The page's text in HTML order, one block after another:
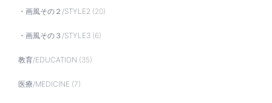
・画風その２/STYLE2 (20)
・画風その３/STYLE3 (6)
教育/EDUCATION (35)
医療/MEDICINE (7)